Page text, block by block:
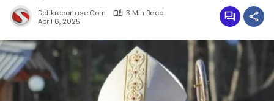
Detikreportase.com
3 Min Baca
April 6, 2025